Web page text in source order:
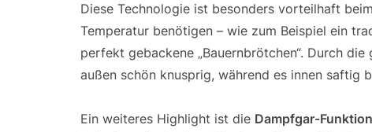
Diese Technologie ist besonders vorteilhaft
Temperatur benötigen – wie zum Beispiel ein
perfekt gebackene „Bauernbrötchen“. Durch
außen schön knusprig, während es innen saftig
Ein weiteres Highlight ist die Dampfgar-Funktion